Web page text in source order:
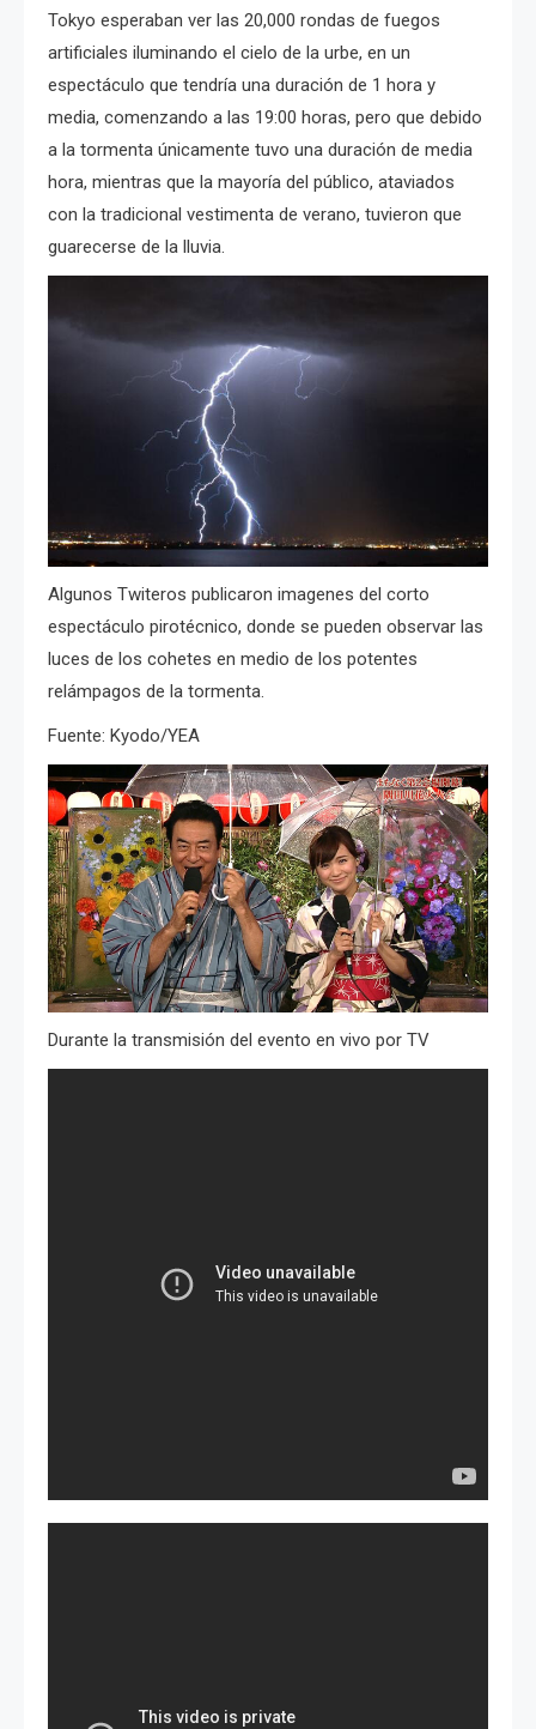
Tokyo esperaban ver las 20,000 rondas de fuegos
artificiales iluminando el cielo de la urbe, en un
espectáculo que tendría una duración de 1 hora y
media, comenzando a las 19:00 horas, pero que debido
a la tormenta únicamente tuvo una duración de media
hora, mientras que la mayoría del público, ataviados
con la tradicional vestimenta de verano, tuvieron que
guarecerse de la lluvia.
Algunos Twiteros publicaron imagenes del corto
espectáculo pirotécnico, donde se pueden observar las
luces de los cohetes en medio de los potentes
relámpagos de la tormenta.
Fuente: Kyodo/YEA
Durante la transmisión del evento en vivo por TV